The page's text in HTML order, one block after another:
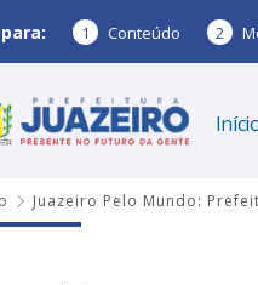
1 Conteúdo 2
Juazeiro Pelo Mundo: